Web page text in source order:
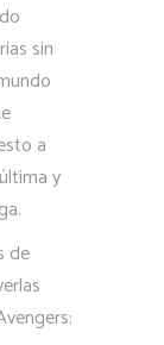
sin
a
y
de